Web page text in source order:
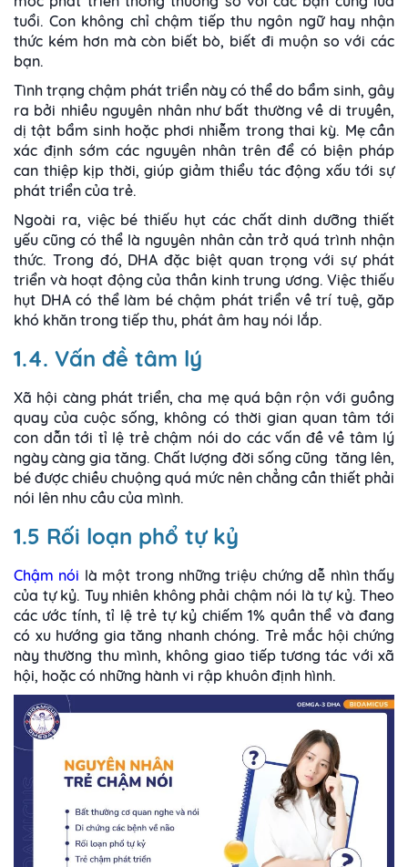
tuổi. Con không chỉ chậm tiếp thu ngôn ngữ hay nhận
thức kém hơn mà còn biết bò, biết đi muộn so với các
bạn.
Tình trạng chậm phát triển này có thể do bẩm sinh, gây
ra bởi nhiều nguyên nhân như bất thường về di truyền,
dị tật bẩm sinh hoặc phơi nhiễm trong thai kỳ. Mẹ cần
xác định sớm các nguyên nhân trên để có biện pháp
can thiệp kịp thời, giúp giảm thiểu tác động xấu tới sự
phát triển của trẻ.
Ngoài ra, việc bé thiếu hụt các chất dinh dưỡng thiết
yếu cũng có thể là nguyên nhân cản trở quá trình nhận
thức. Trong đó, DHA đặc biệt quan trọng với sự phát
triển và hoạt động của thần kinh trung ương. Việc thiếu
hụt DHA có thể làm bé chậm phát triển về trí tuệ, găp
khó khăn trong tiếp thu, phát âm hay nói lắp.
1.4. Vấn đề tâm lý
Xã hội càng phát triển, cha mẹ quá bận rộn với guồng
quay của cuộc sống, không có thời gian quan tâm tới
con dẫn tới tỉ lệ trẻ chậm nói do các vấn đề về tâm lý
ngày càng gia tăng. Chất lượng đời sống cũng tăng lên,
bé được chiều chuộng quá mức nên chẳng cần thiết phải
nói lên nhu cầu của mình.
1.5 Rối loạn phổ tự kỷ
Chậm nói là một trong những triệu chứng dễ nhìn thấy
của tự kỷ. Tuy nhiên không phải chậm nói là tự kỷ. Theo
các ước tính, tỉ lệ trẻ tự kỷ chiếm 1% quần thể và đang
có xu hướng gia tăng nhanh chóng. Trẻ mắc hội chứng
này thường thu mình, không giao tiếp tương tác với xã
hội, hoặc có những hành vi rập khuôn định hình.